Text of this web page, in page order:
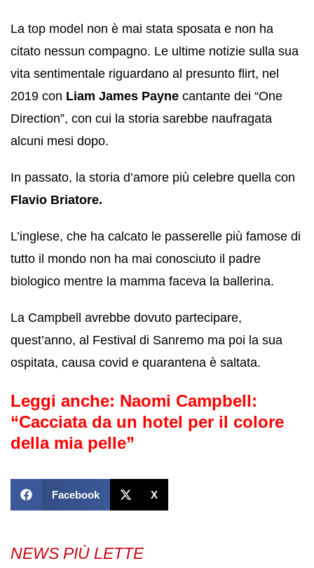
La top model non è mai stata sposata e non ha
citato nessun compagno. Le ultime notizie sulla sua
vita sentimentale riguardano al presunto flirt, nel
2019 con Liam James Payne cantante dei “One
Direction”, con cui la storia sarebbe naufragata
alcuni mesi dopo.
In passato, la storia d’amore più celebre quella con
Flavio Briatore.
L’inglese, che ha calcato le passerelle più famose di
tutto il mondo non ha mai conosciuto il padre
biologico mentre la mamma faceva la ballerina.
La Campbell avrebbe dovuto partecipare,
quest’anno, al Festival di Sanremo ma poi la sua
ospitata, causa covid e quarantena è saltata.
Leggi anche: Naomi Campbell:
“Cacciata da un hotel per il colore
della mia pelle”
Facebook X
NEWS PIÙ LETTE